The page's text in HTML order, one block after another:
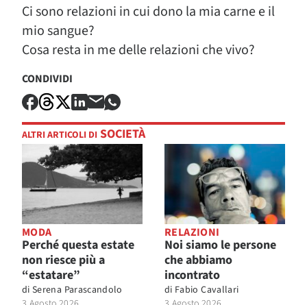
Ci sono relazioni in cui dono la mia carne e il
mio sangue?
Cosa resta in me delle relazioni che vivo?
CONDIVIDI
ALTRI ARTICOLI DI SOCIETÀ
MODA
Perché questa estate
non riesce più a
“estatare”
di Serena Parascandolo
RELAZIONI
Noi siamo le persone
che abbiamo
incontrato
di Fabio Cavallari